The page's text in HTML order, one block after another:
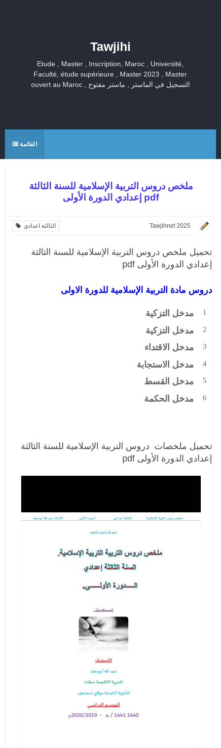
Tawjihi
Etude , Master , Inscription, Maroc , Université,
Faculté, étude supérieure , Master 2023 , Master
ouvert au Maroc , التسجيل في الماستر , ماستر مفتوح
القائمة
ملخص دروس التربية الإسلامية للسنة الثالثة
إعدادي الدورة الأولى pdf
Tawjihnet 2025 الثالثة اعدادي
تحميل ملخص دروس التربية الإسلامية للسنة الثالثة
إعدادي الدورة الأولى pdf
دروس مادة التربية الإسلامية للدورة الاولى
مدخل التزكية
مدخل التزكية
مدخل الاقتداء
مدخل الاستجابة
مدخل القسط
مدخل الحكمة
تحميل ملخصات دروس التربية الإسلامية للسنة الثالثة
إعدادي الدورة الأولى pdf